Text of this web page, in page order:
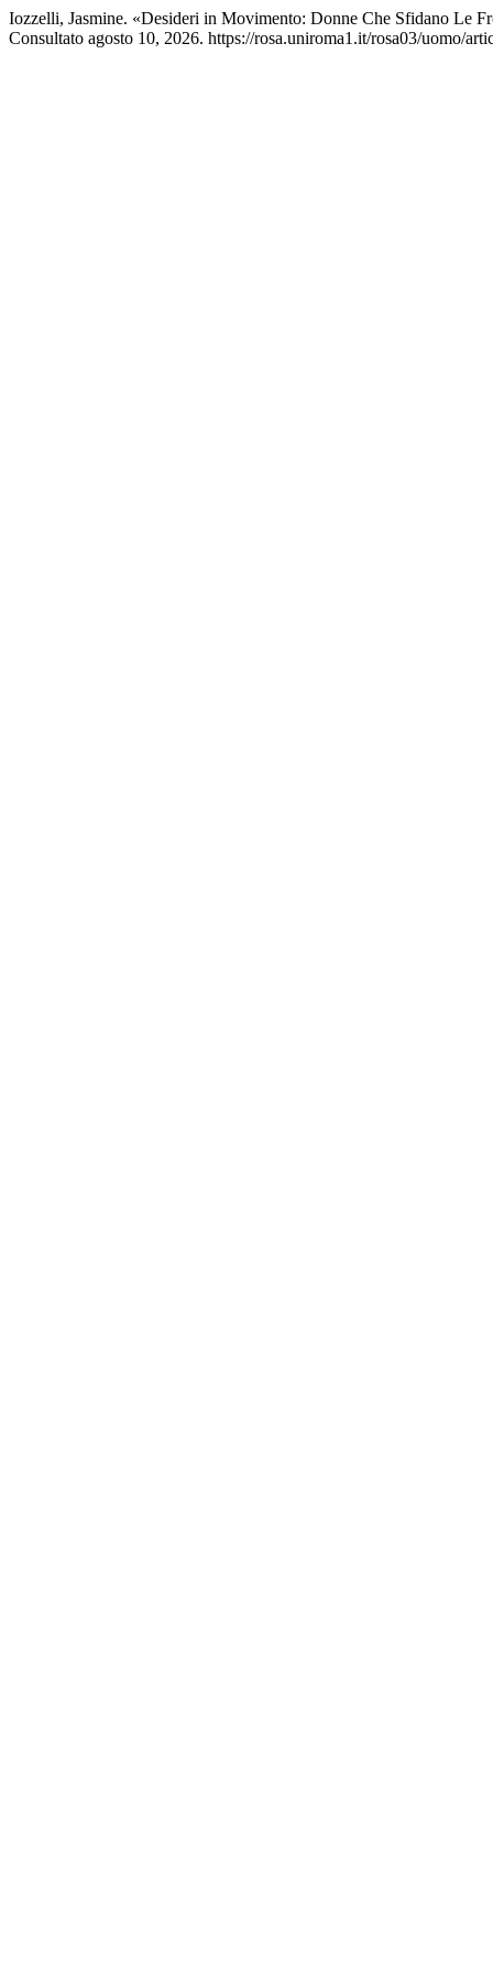
Iozzelli, Jasmine. «Desideri in Movimento: Donne Che Sfidano Le
Consultato agosto 10, 2026. https://rosa.uniroma1.it/rosa03/uomo/